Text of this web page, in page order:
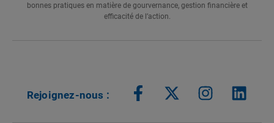
bonnes pratiques en matière de gourvernance, gestion financière et
efficacité de l’action.
Rejoignez-nous